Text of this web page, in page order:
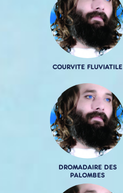
COURVITE FLUVIATILE
DROMADAIRE DES
PALOMBES